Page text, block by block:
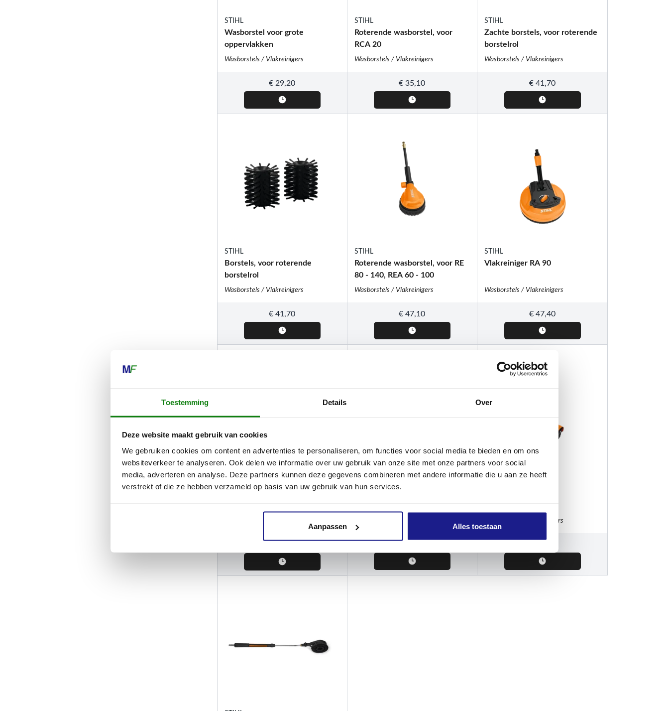
Toestemming Details Over
Deze website maakt gebruik van cookies
We gebruiken cookies om content en advertenties te personaliseren, om functies voor social media te bieden en om ons
websiteverkeer te analyseren. Ook delen we informatie over uw gebruik van onze site met onze partners voor social
media, adverteren en analyse. Deze partners kunnen deze gegevens combineren met andere informatie die u aan ze heeft
verstrekt of die ze hebben verzameld op basis van uw gebruik van hun services.
Aanpassen Alles toestaan
STIHL
Wasborstel voor grote
oppervlakken
Wasborstels / Vlakreinigers
€ 29,20
STIHL
Roterende wasborstel, voor
RCA 20
Wasborstels / Vlakreinigers
€ 35,10
STIHL
Zachte borstels, voor roterende
borstelrol
Wasborstels / Vlakreinigers
€ 41,70
STIHL
Borstels, voor roterende
borstelrol
Wasborstels / Vlakreinigers
€ 41,70
STIHL
Roterende wasborstel, voor RE
80 - 140, REA 60 - 100
Wasborstels / Vlakreinigers
€ 47,10
STIHL
Vlakreiniger RA 90
Wasborstels / Vlakreinigers
€ 47,40
STIHL
Wasborstels / Vlakreinigers